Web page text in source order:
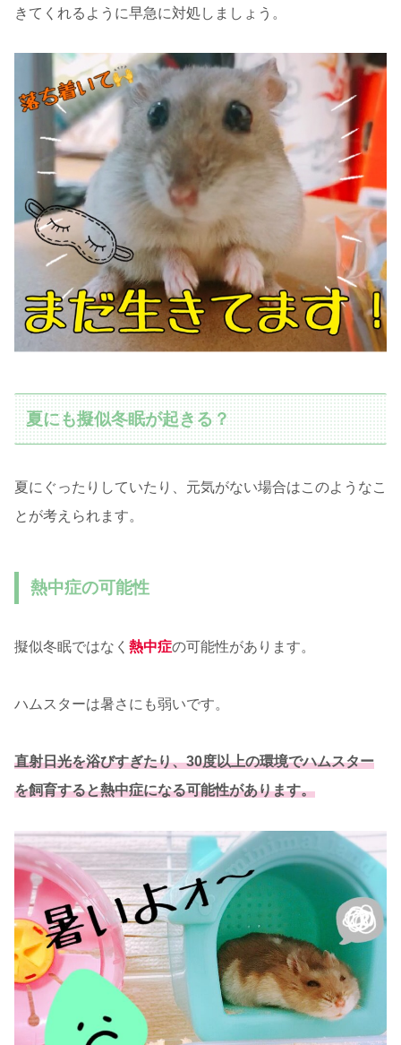
きてくれるように早急に対処しましょう。
夏にも擬似冬眠が起きる？
夏にぐったりしていたり、元気がない場合はこのようなこ
とが考えられます。
熱中症の可能性
擬似冬眠ではなく 熱中症の可能性があります。
ハムスターは暑さにも弱いです。
直射日光を浴びすぎたり、30度以上の環境でハムスター
を飼育すると熱中症になる可能性があります。